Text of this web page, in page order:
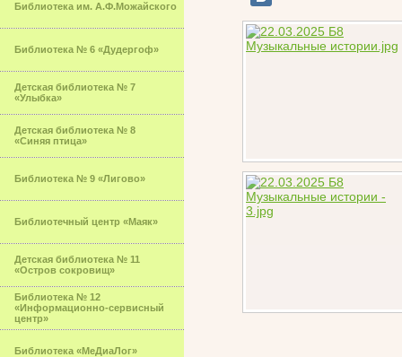
Библиотека им. А.Ф.Можайского
Библиотека № 6 «Дудергоф»
Детская библиотека № 7
«Улыбка»
Детская библиотека № 8
«Синяя птица»
Библиотека № 9 «Лигово»
Библиотечный центр «Маяк»
Детская библиотека № 11
«Остров сокровищ»
Библиотека № 12
«Информационно-сервисный
центр»
Библиотека «МеДиаЛог»